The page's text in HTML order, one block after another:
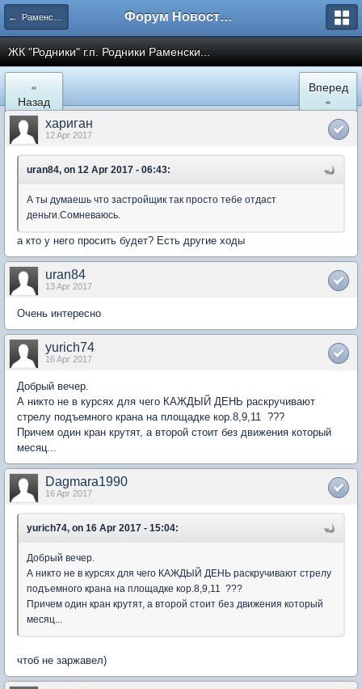
← Раменское Форум Новостройки
ЖК "Родники" г.п. Родники Раменски...
«
Назад
Вперед
»
хариган
12 Apr 2017
uran84, on 12 Apr 2017 - 06:43:
А ты думаешь что застройщик так просто тебе отдаст
деньги.Сомневаюсь.
а кто у него просить будет? Есть другие ходы
uran84
13 Apr 2017
Очень интересно
yurich74
16 Apr 2017
Добрый вечер.
А никто не в курсях для чего КАЖДЫЙ ДЕНЬ раскручивают
стрелу подъемного крана на площадке кор.8,9,11 ???
Причем один кран крутят, а второй стоит без движения который
месяц...
Dagmara1990
16 Apr 2017
yurich74, on 16 Apr 2017 - 15:04:
Добрый вечер.
А никто не в курсях для чего КАЖДЫЙ ДЕНЬ раскручивают стрелу
подъемного крана на площадке кор.8,9,11 ???
Причем один кран крутят, а второй стоит без движения который
месяц...
чтоб не заржавел)